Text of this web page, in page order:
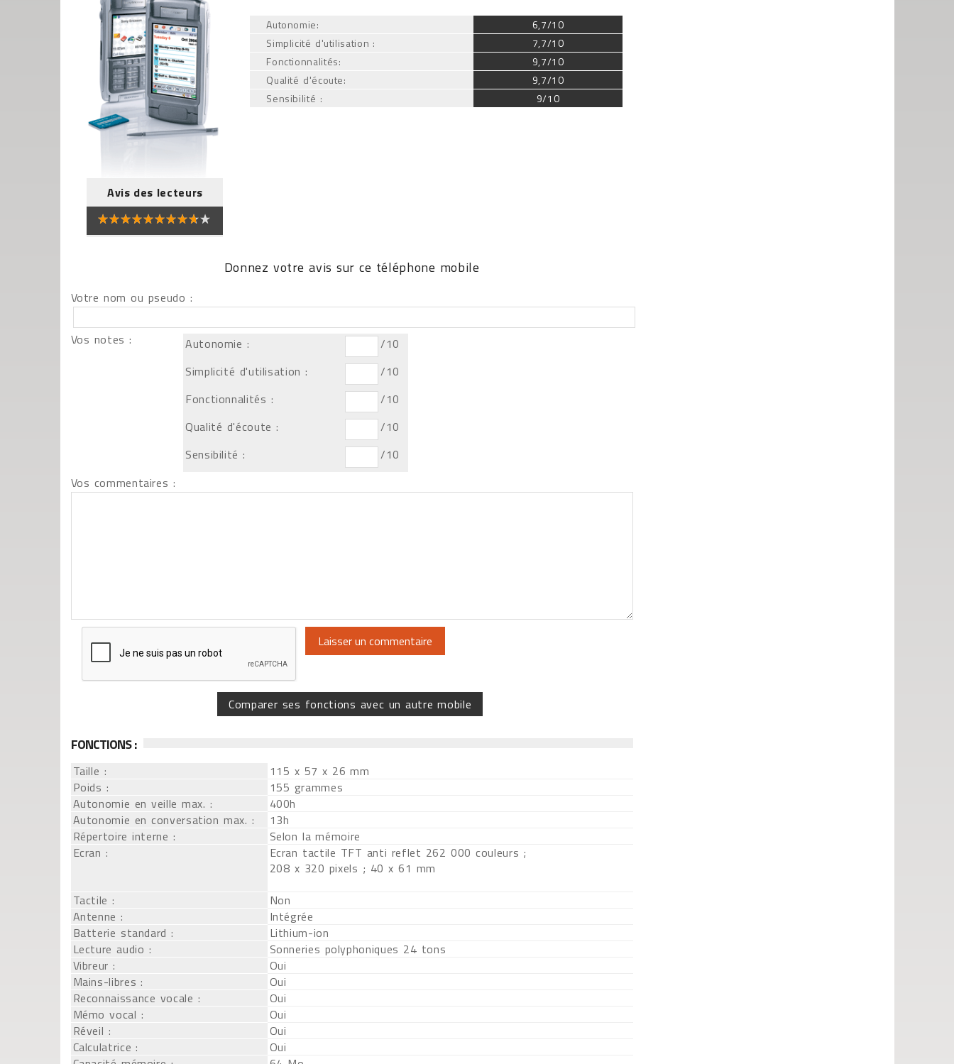
Avis des lecteurs
Autonomie:
Simplicité d'utilisation :
Fonctionnalités:
Qualité d'écoute:
Sensibilité :
6,7/10
7,7/10
9,7/10
9,7/10
9/10
Donnez votre avis sur ce téléphone mobile
Votre nom ou pseudo :
Vos notes : Autonomie :
/10
Simplicité d'utilisation :
/10
Fonctionnalités :
/10
Qualité d'écoute :
/10
Sensibilité :
/10
Vos commentaires :
Comparer ses fonctions avec un autre mobile
FONCTIONS :
Taille :
115 x 57 x 26 mm
Poids :
155 grammes
Autonomie en veille max. :
400h
Autonomie en conversation max. :
13h
Répertoire interne :
Selon la mémoire
Ecran :
Ecran tactile TFT anti reflet 262 000 couleurs ;
208 x 320 pixels ; 40 x 61 mm
Tactile :
Non
Antenne :
Intégrée
Batterie standard :
Lithium-ion
Lecture audio :
Sonneries polyphoniques 24 tons
Vibreur :
Oui
Mains-libres :
Oui
Reconnaissance vocale :
Oui
Mémo vocal :
Oui
Réveil :
Oui
Calculatrice :
Oui